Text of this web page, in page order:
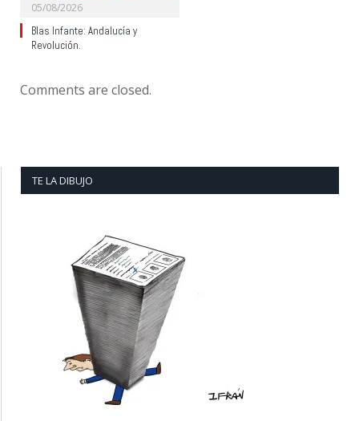
05/08/2026
Blas Infante: Andalucía y
Revolución.
Comments are closed.
TE LA DIBUJO